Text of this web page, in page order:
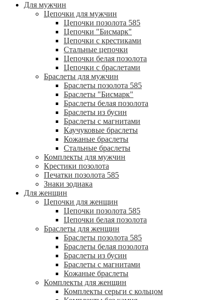
Для мужчин
Цепочки для мужчин
Цепочки позолота 585
Цепочки "Бисмарк"
Цепочки с крестиками
Стальные цепочки
Цепочки белая позолота
Цепочки с браслетами
Браслеты для мужчин
Браслеты позолота 585
Браслеты "Бисмарк"
Браслеты белая позолота
Браслеты из бусин
Браслеты с магнитами
Каучуковые браслеты
Кожаные браслеты
Стальные браслеты
Комплекты для мужчин
Крестики позолота
Печатки позолота 585
Знаки зодиака
Для женщин
Цепочки для женщин
Цепочки позолота 585
Цепочки белая позолота
Браслеты для женщин
Браслеты позолота 585
Браслеты белая позолота
Браслеты из бусин
Браслеты с магнитами
Кожаные браслеты
Комплекты для женщин
Комплекты серьги с кольцом